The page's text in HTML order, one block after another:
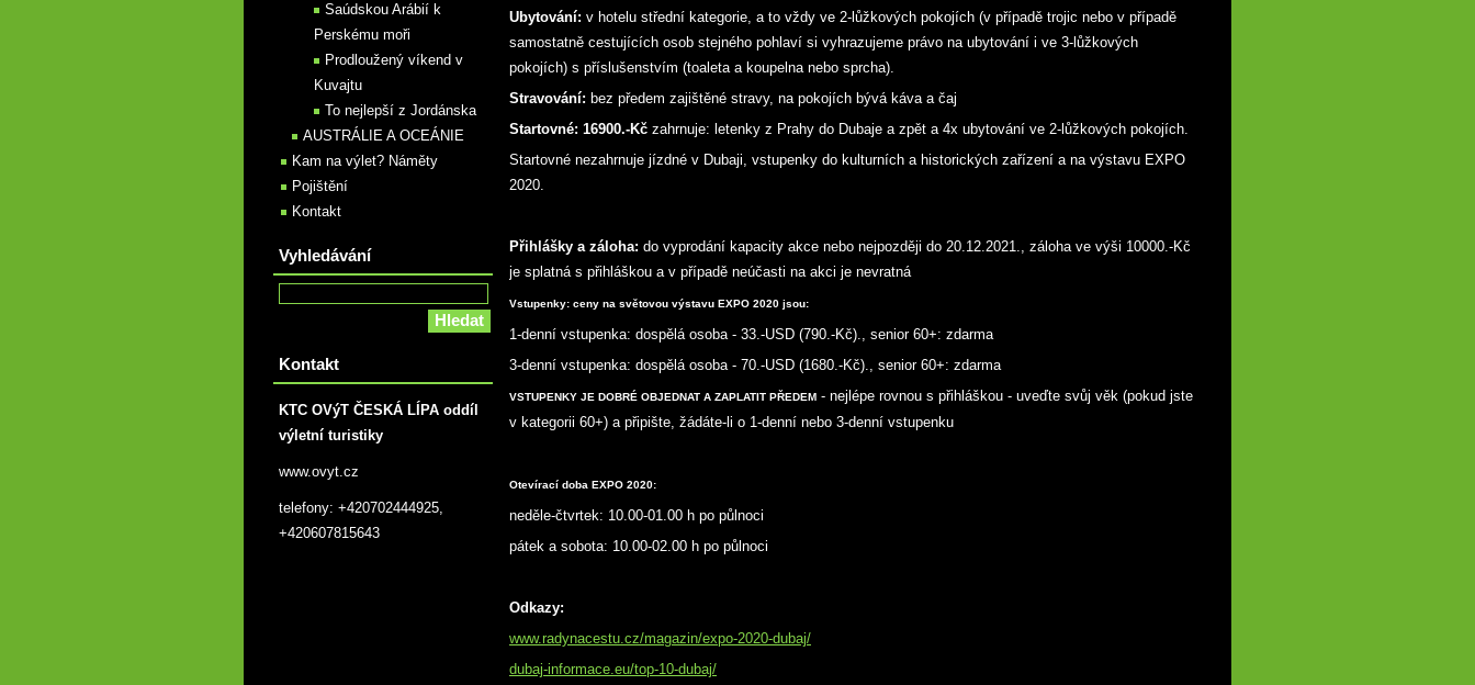
Ubytování: v hotelu střední kategorie, a to vždy ve 2-lůžkových pokojích (v případě trojic nebo v případě
samostatně cestujících osob stejného pohlaví si vyhrazujeme právo na ubytování i ve 3-lůžkových
pokojích) s příslušenstvím (toaleta a koupelna nebo sprcha).
Stravování: bez předem zajištěné stravy, na pokojích bývá káva a čaj
Startovné: 16900.-Kč zahrnuje: letenky z Prahy do Dubaje a zpět a 4x ubytování ve 2-lůžkových pokojích.
Startovné nezahrnuje jízdné v Dubaji, vstupenky do kulturních a historických zařízení a na výstavu EXPO
2020.
Přihlášky a záloha: do vyprodání kapacity akce nebo nejpozději do 20.12.2021., záloha ve výši 10000.-Kč
je splatná s přihláškou a v případě neúčasti na akci je nevratná
Vstupenky: ceny na světovou výstavu EXPO 2020 jsou:
1-denní vstupenka: dospělá osoba - 33.-USD (790.-Kč)., senior 60+: zdarma
3-denní vstupenka: dospělá osoba - 70.-USD (1680.-Kč)., senior 60+: zdarma
VSTUPENKY JE DOBRÉ OBJEDNAT A ZAPLATIT PŘEDEM - nejlépe rovnou s přihláškou - uveďte svůj věk (pokud jste
v kategorii 60+) a připište, žádáte-li o 1-denní nebo 3-denní vstupenku
Otevírací doba EXPO 2020:
neděle-čtvrtek: 10.00-01.00 h po půlnoci
pátek a sobota: 10.00-02.00 h po půlnoci
Odkazy:
www.radynacestu.cz/magazin/expo-2020-dubaj/
dubaj-informace.eu/top-10-dubaj/
Saúdskou Arábií k
Perskému moři
Prodloužený víkend v
Kuvajtu
To nejlepší z Jordánska
AUSTRÁLIE A OCEÁNIE
Kam na výlet? Náměty
Pojištění
Kontakt
Vyhledávání
Kontakt
KTC OVýT ČESKÁ LÍPA oddíl
výletní turistiky
www.ovyt.cz
telefony: +420702444925,
+420607815643